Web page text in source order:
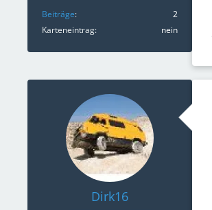
Beiträge
2
Karteneintrag
nein
Dirk16